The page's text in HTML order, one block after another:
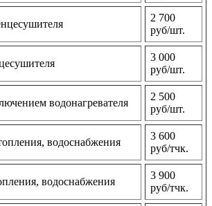
2 700
руб/шт.
3 000
руб/шт.
водонагревателя
2 500
руб/шт.
водоснабжения
3 600
руб/тчк.
водоснабжения
3 900
руб/тчк.